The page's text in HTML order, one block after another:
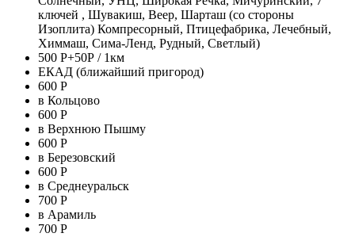
ключей , Шувакиш, Веер, Шарташ (со стороны
Изоплита) Компресорный, Птицефабрика, Лечебный,
Химмаш, Сима-Ленд, Рудный, Светлый)
500 Р+50Р / 1км
ЕКАД (ближайший пригород)
600 Р
в Кольцово
600 Р
в Верхнюю Пышму
600 Р
в Березовский
600 Р
в Среднеуральск
700 Р
в Арамиль
700 Р